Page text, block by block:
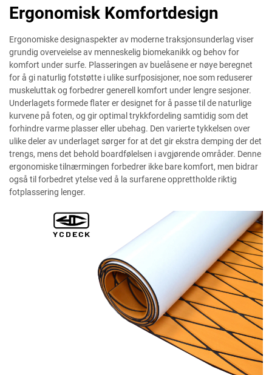
Ergonomisk Komfortdesign
Ergonomiske designaspekter av moderne traksjonsunderlag viser
grundig overveielse av menneskelig biomekanikk og behov for
komfort under surfe. Plasseringen av buelåsene er nøye beregnet
for å gi naturlig fotstøtte i ulike surfposisjoner, noe som reduserer
muskeluttak og forbedrer generell komfort under lengre sesjoner.
Underlagets formede flater er designet for å passe til de naturlige
kurvene på foten, og gir optimal trykkfordeling samtidig som det
forhindre varme plasser eller ubehag. Den varierte tykkelsen over
ulike deler av underlaget sørger for at det gir ekstra demping der det
trengs, mens det behold boardfølelsen i avgjørende områder. Denne
ergonomiske tilnærmingen forbedrer ikke bare komfort, men bidrar
også til forbedret ytelse ved å la surfarene opprettholde riktig
fotplassering lenger.